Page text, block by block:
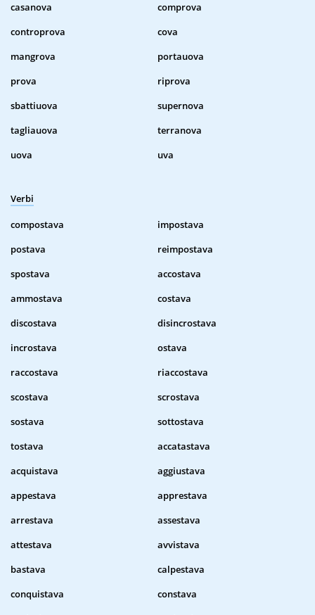
casanova
comprova
controprova
cova
mangrova
portauova
prova
riprova
sbattiuova
supernova
tagliauova
terranova
uova
uva
Verbi
compostava
impostava
postava
reimpostava
spostava
accostava
ammostava
costava
discostava
disincrostava
incrostava
ostava
raccostava
riaccostava
scostava
scrostava
sostava
sottostava
tostava
accatastava
acquistava
aggiustava
appestava
apprestava
arrestava
assestava
attestava
avvistava
bastava
calpestava
conquistava
constava